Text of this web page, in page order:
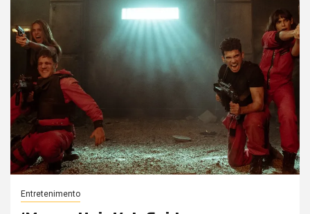
Entretenimento